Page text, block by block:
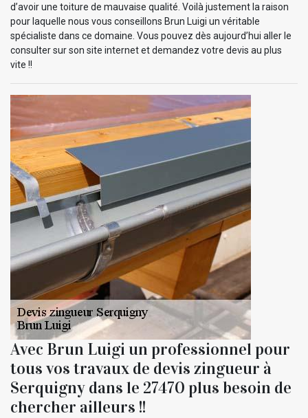
d’avoir une toiture de mauvaise qualité. Voilà justement la raison
pour laquelle nous vous conseillons Brun Luigi un véritable
spécialiste dans ce domaine. Vous pouvez dès aujourd’hui aller le
consulter sur son site internet et demandez votre devis au plus
vite !!
Avec Brun Luigi un professionnel pour
tous vos travaux de devis zingueur à
Serquigny dans le 27470 plus besoin de
chercher ailleurs !!